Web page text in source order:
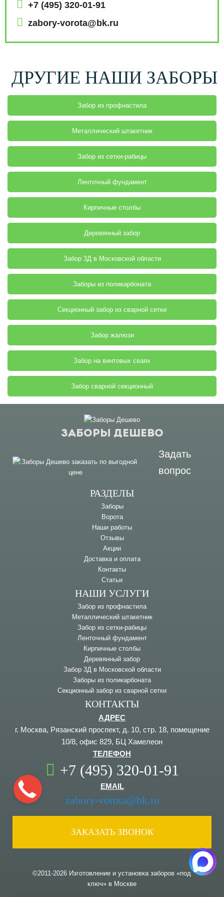
ЗАКАЗАТЬ
ЗАКАЗАТЬ
ЗАКАЗАТЬ
ЗАКАЗАТЬ
ЗАКАЗАТЬ
ЗАКАЗАТЬ
ЗАКАЗАТЬ
ЗАКАЗАТЬ
ЗАКАЗАТЬ
ЗАКАЗАТЬ
ЗАКАЗАТЬ
ЗАКАЗАТЬ
ЗАКАЗАТЬ
ЗАКАЗАТЬ
ЗАКАЗАТЬ
ЗАКАЗАТЬ
ЗАКАЗАТЬ
ЗАКАЗАТЬ
ЗАКАЗАТЬ
ЗАКАЗАТЬ
+7 (495) 320-01-91
zabory-vorota@bk.ru
ДРУГИЕ НАШИ ЗАБОРЫ
Забор из профнастила
Металлический штакетник
Забор из сетки-рабицы
Ленточный фундамент
Кирпичные столбы
Деревянный забор
Забор 3Д в Московской области
Заборы из поликарбоната
Секционный забор из сварной сетки
Забор жалюзи
Забор на винтовых сваях
Забор сварной секционный
ЗАБОРЫ ДЕШЕВО
Задать
вопрос
РАЗДЕЛЫ
Заборы
Ворота
Наши работы
Отзывы
Акции
Доставка и оплата
Контакты
Статьи
НАШИ УСЛУГИ
Забор из профнастила
Металлический штакетник
Забор из сетки-рабицы
Ленточный фундамент
Кирпичные столбы
Деревянный забор
Забор 3Д в Московской области
Заборы из поликарбоната
Секционный забор из сварной сетки
КОНТАКТЫ
АДРЕС
г. Москва, Рязанский проспект, д. 10, стр. 18, помещение
10/8, офис 829, БЦ Хамелеон
ТЕЛЕФОН
+7 (495) 320-01-91
EMAIL
zabory-vorota@bk.ru
ЗАКАЗАТЬ ЗВОНОК
©2011-2026 Изготовление и установка заборов «под
ключ» в Москве